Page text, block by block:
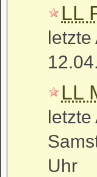
LL
LL
letzte
Uhr